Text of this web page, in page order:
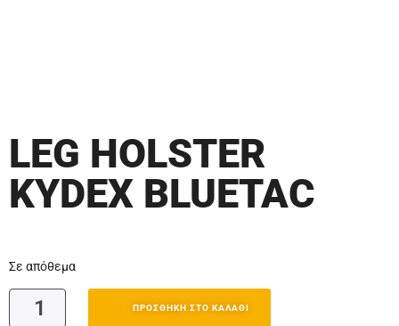
LEG HOLSTER
KYDEX BLUETAC
Σε απόθεμα
ΠΡΟΣΘΉΚΗ ΣΤΟ ΚΑΛΆΘΙ